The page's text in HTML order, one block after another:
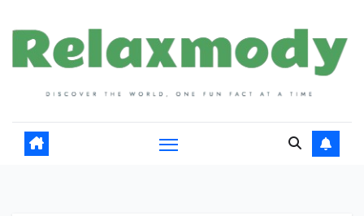
content